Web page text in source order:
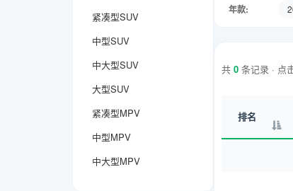
紧凑型SUV
中型SUV
中大型SUV
大型SUV
紧凑型MPV
中型MPV
中大型MPV
年款:
共 0 条记录 · 点
排名